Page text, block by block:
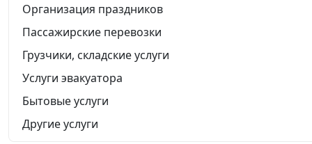
Организация праздников
Пассажирские перевозки
Грузчики, складские услуги
Услуги эвакуатора
Бытовые услуги
Другие услуги